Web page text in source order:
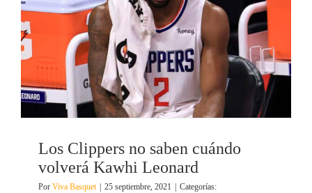
Los Clippers no saben cuándo
volverá Kawhi Leonard
Por Viva Basquet | 25 septiembre, 2021 | Categorías: